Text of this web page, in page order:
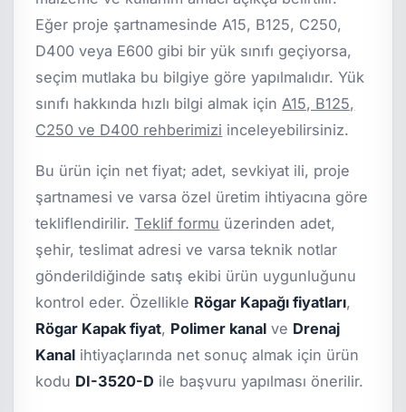
Eğer proje şartnamesinde A15, B125, C250,
D400 veya E600 gibi bir yük sınıfı geçiyorsa,
seçim mutlaka bu bilgiye göre yapılmalıdır. Yük
sınıfı hakkında hızlı bilgi almak içinA15, B125,
C250 ve D400 rehberimizi inceleyebilirsiniz.
Bu ürün için net fiyat; adet, sevkiyat ili, proje
şartnamesi ve varsa özel üretim ihtiyacına göre
tekliflendirilir.Teklif formu üzerinden adet,
şehir, teslimat adresi ve varsa teknik notlar
gönderildiğinde satış ekibi ürün uygunluğunu
kontrol eder. Özellikle Rögar Kapağı fiyatları,
Rögar Kapak fiyat, Polimer kanal ve Drenaj
Kanal ihtiyaçlarında net sonuç almak için ürün
kodu DI-3520-D ile başvuru yapılması önerilir.